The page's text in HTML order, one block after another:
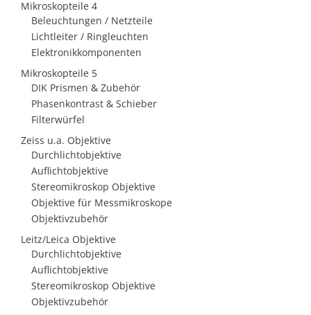
Mikroskopteile 4
Beleuchtungen / Netzteile
Lichtleiter / Ringleuchten
Elektronikkomponenten
Mikroskopteile 5
DIK Prismen & Zubehör
Phasenkontrast & Schieber
Filterwürfel
Zeiss u.a. Objektive
Durchlichtobjektive
Auflichtobjektive
Stereomikroskop Objektive
Objektive für Messmikroskope
Objektivzubehör
Leitz/Leica Objektive
Durchlichtobjektive
Auflichtobjektive
Stereomikroskop Objektive
Objektivzubehör